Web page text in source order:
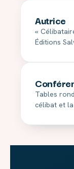
Autrice
«
Éditions
Tables
célibat et